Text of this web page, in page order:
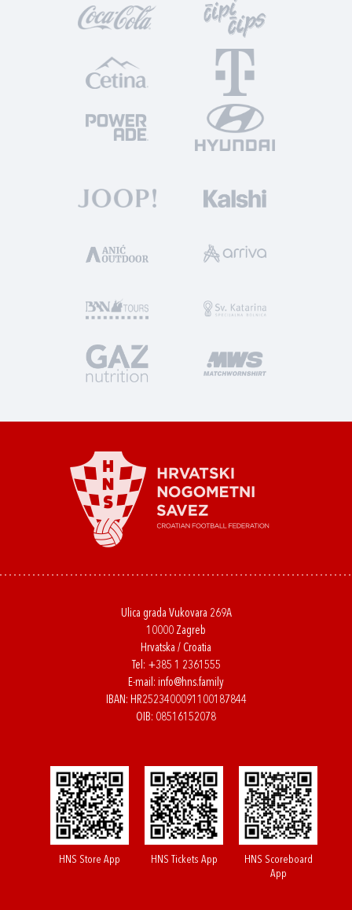
Ulica grada Vukovara 269A
10000 Zagreb
Hrvatska / Croatia
Tel: +385 1 2361555
E-mail: info@hns.family
IBAN: HR2523400091100187844
OIB: 08516152078
HNS Store App HNS Tickets App
HNS Scoreboard
App